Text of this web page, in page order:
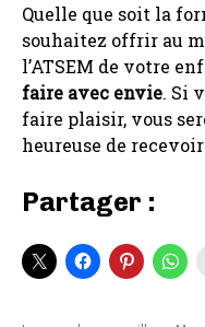
Quelle que soit la
souhaitez offrir au
l’ATSEM de votre
faire avec envie. Si
faire plaisir, vous
heureuse de
Partager :